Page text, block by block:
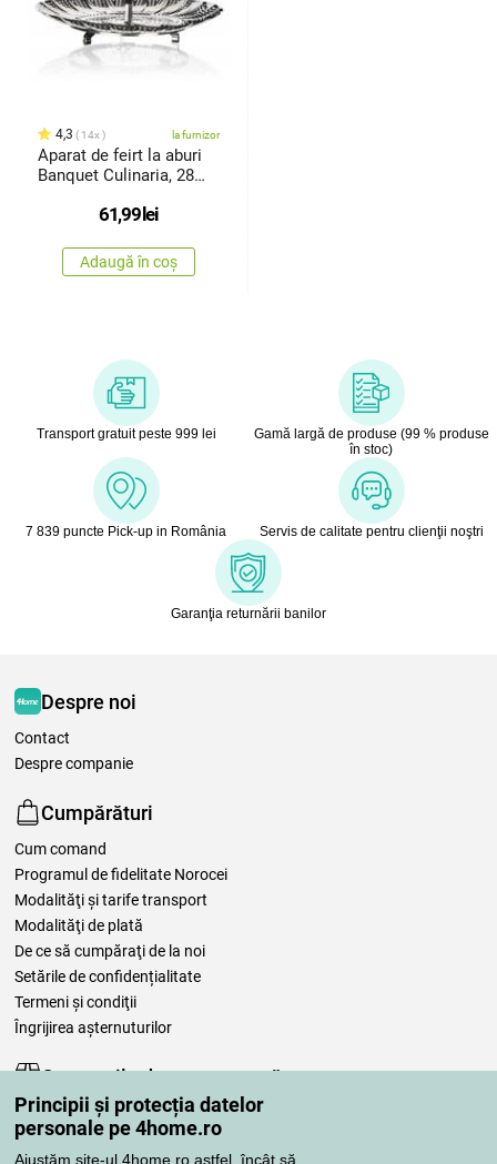
Principii și protecția datelor
personale pe 4home.ro
Ajustăm site-ul 4home.ro astfel, încât să
4,3 14x la furnizor
Aparat de feirt la aburi
Banquet Culinaria, 28
61,99lei
Adaugă în coș
Transport gratuit peste 999 lei
Gamă largă de produse (99 % produse
în stoc)
7 839 puncte Pick-up in România Servis de calitate pentru clienţii noştri
Garanţia returnării banilor
Despre noi
Contact
Despre companie
Cumpărături
Cum comand
Programul de fidelitate Norocei
Modalităţi şi tarife transport
Modalităţi de plată
De ce să cumpăraţi de la noi
Setările de confidențialitate
Termeni şi condiţii
Îngrijirea așternuturilor
Comenzile dumneavoastră
Contul meu
Revizuirea comenzilor